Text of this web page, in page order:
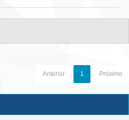
Anterior 1 Próximo